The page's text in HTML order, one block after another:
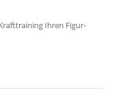
Ihren Figur-